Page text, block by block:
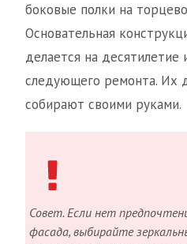
боковые полки на
Основательная
делается на
следующего ремонта. Их
собирают своими руками.
Совет. Если нет
фасада, выбирайте